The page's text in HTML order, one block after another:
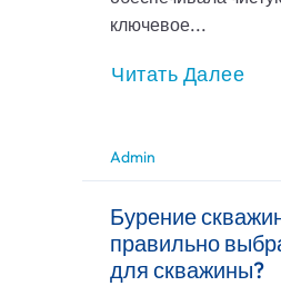
ключевое...
Читать Далее
Admin
Бурение
правильно
для скважины?